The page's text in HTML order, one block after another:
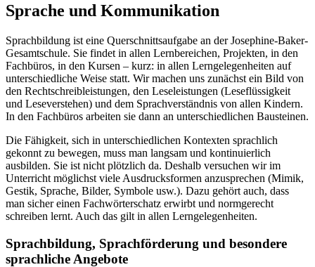
Sprache und Kommunikation
Sprachbildung ist eine Querschnittsaufgabe an der Josephine-Baker-
Gesamtschule. Sie findet in allen Lernbereichen, Projekten, in den
Fachbüros, in den Kursen – kurz: in allen Lerngelegenheiten auf
unterschiedliche Weise statt. Wir machen uns zunächst ein Bild von
den Rechtschreibleistungen, den Leseleistungen (Leseflüssigkeit
und Leseverstehen) und dem Sprachverständnis von allen Kindern.
In den Fachbüros arbeiten sie dann an unterschiedlichen Bausteinen.
Die Fähigkeit, sich in unterschiedlichen Kontexten sprachlich
gekonnt zu bewegen, muss man langsam und kontinuierlich
ausbilden. Sie ist nicht plötzlich da. Deshalb versuchen wir im
Unterricht möglichst viele Ausdrucksformen anzusprechen (Mimik,
Gestik, Sprache, Bilder, Symbole usw.). Dazu gehört auch, dass
man sicher einen Fachwörterschatz erwirbt und normgerecht
schreiben lernt. Auch das gilt in allen Lerngelegenheiten.
Sprachbildung, Sprachförderung und besondere
sprachliche Angebote